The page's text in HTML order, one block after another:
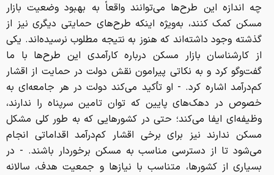
چه اندازه این طرح‌ها می‌توانند واقعاً به بهبود وضعیت بازار
مسکن کمک کنند، به‌ویژه اینکه طرح‌های حمایتی دیگری نیز از
گذشته وجود داشته‌اند که هنوز به نتیجه مطلوب نرسیده‌اند. یکی
از کارشناسان بازار مسکن درباره کارآمدی این طرح‌ها با ما
گفت‌وگو کرد و به نکاتی پیرامون نقش دولت در حمایت از اقشار
کم‌درآمد اشاره کرد. - او تأکید می‌کند دولت در هر جامعه‌ای به
خصوص در دهک‌های پایین که توان تامین سرپناه را ندارند،
وظیفه‌ای ایفا می‌کند؛ حتی در کشورهایی که به طور کلی مشکل
مسکن ندارند نیز برای برخی اقشار کم‌درآمد اقداماتی انجام
می‌شود تا از دسترسی مناسب به مسکن برخوردار باشند. - در
بسیاری از کشورها، متناسب با نیازها و جمعیت هدف، سالانه